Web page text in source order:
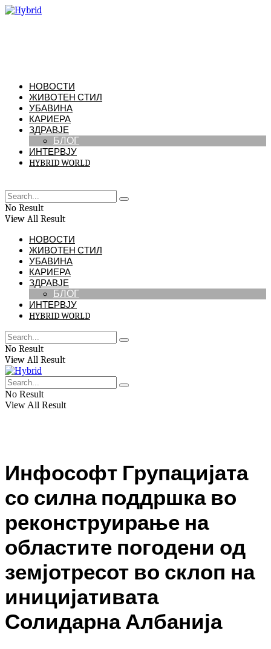
НОВОСТИ
ЖИВОТЕН СТИЛ
УБАВИНА
КАРИЕРА
ЗДРАВЈЕ
БЛОГ
ИНТЕРВЈУ
HYBRID WORLD
No Result
View All Result
НОВОСТИ
ЖИВОТЕН СТИЛ
УБАВИНА
КАРИЕРА
ЗДРАВЈЕ
БЛОГ
ИНТЕРВЈУ
HYBRID WORLD
No Result
View All Result
No Result
View All Result
Инфософт Групацијата
со силна поддршка во
реконструирање на
областите погодени од
земјотресот во склоп на
иницијативата
Солидарна Албанија